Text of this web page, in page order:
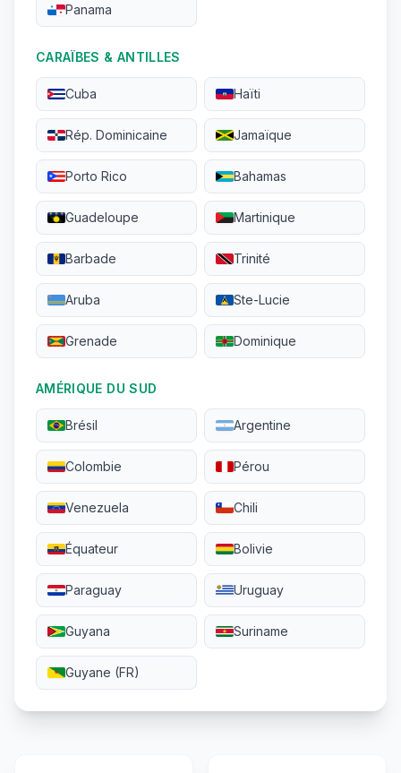
Panama
CARAÏBES & ANTILLES
Cuba Haïti
Rép. Dominicaine Jamaïque
Porto Rico Bahamas
Guadeloupe Martinique
Barbade Trinité
Aruba Ste-Lucie
Grenade Dominique
AMÉRIQUE DU SUD
Brésil Argentine
Colombie Pérou
Venezuela Chili
Équateur Bolivie
Paraguay Uruguay
Guyana Suriname
Guyane (FR)